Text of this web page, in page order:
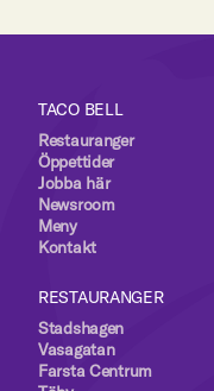
TACO BELL
Restauranger
Öppettider
Jobba här
Newsroom
Meny
Kontakt
RESTAURANGER
Stadshagen
Vasagatan
Farsta Centrum